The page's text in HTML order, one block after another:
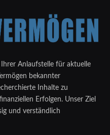
Anlaufstelle für aktuelle
bekannter
Inhalte zu
Erfolgen. Unser Ziel
und verständlich